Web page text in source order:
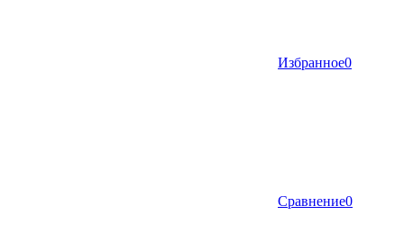
Избранное0
Сравнение0